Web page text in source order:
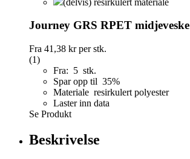
Journey GRS RPET midjeveske
Fra 41,38 krper stk.
(1)
Fra: 5 stk.
Spar opp til 35%
Materiale resirkulert polyester
Laster inn data
Se Produkt
Beskrivelse